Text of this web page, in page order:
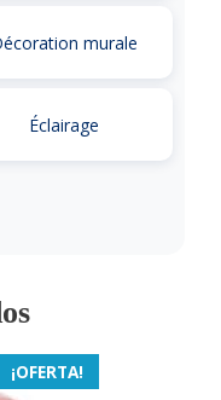
murale
Éclairage
¡OFERTA!